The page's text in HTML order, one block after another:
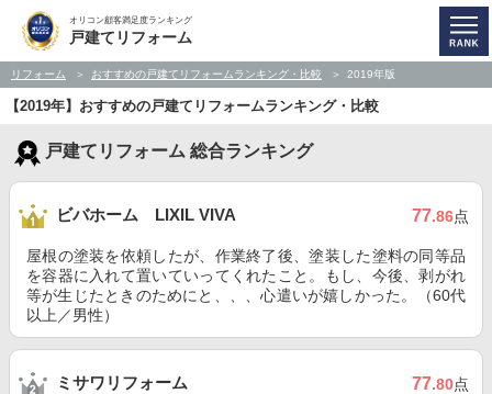
オリコン顧客満足度ランキング
戸建てリフォーム
リフォーム おすすめの戸建てリフォームランキング・比較 2019年版
【2019年】おすすめの戸建てリフォームランキング・比較
戸建てリフォーム 総合ランキング
ビバホーム LIXIL VIVA 77.86点
屋根の塗装を依頼したが、作業終了後、塗装した塗料の同等品
を容器に入れて置いていってくれたこと。もし、今後、剥がれ
等が生じたときのためにと、、、心遣いが嬉しかった。（60代
以上／男性）
ミサワリフォーム 77.80点